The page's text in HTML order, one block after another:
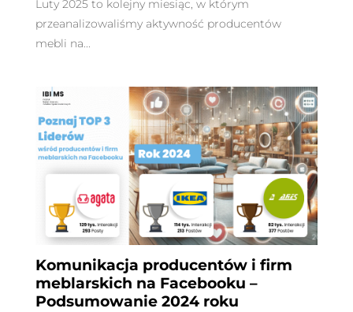
Luty 2025 to kolejny miesiąc, w którym
przeanalizowaliśmy aktywność producentów
mebli na...
Komunikacja producentów i firm
meblarskich na Facebooku –
Podsumowanie 2024 roku